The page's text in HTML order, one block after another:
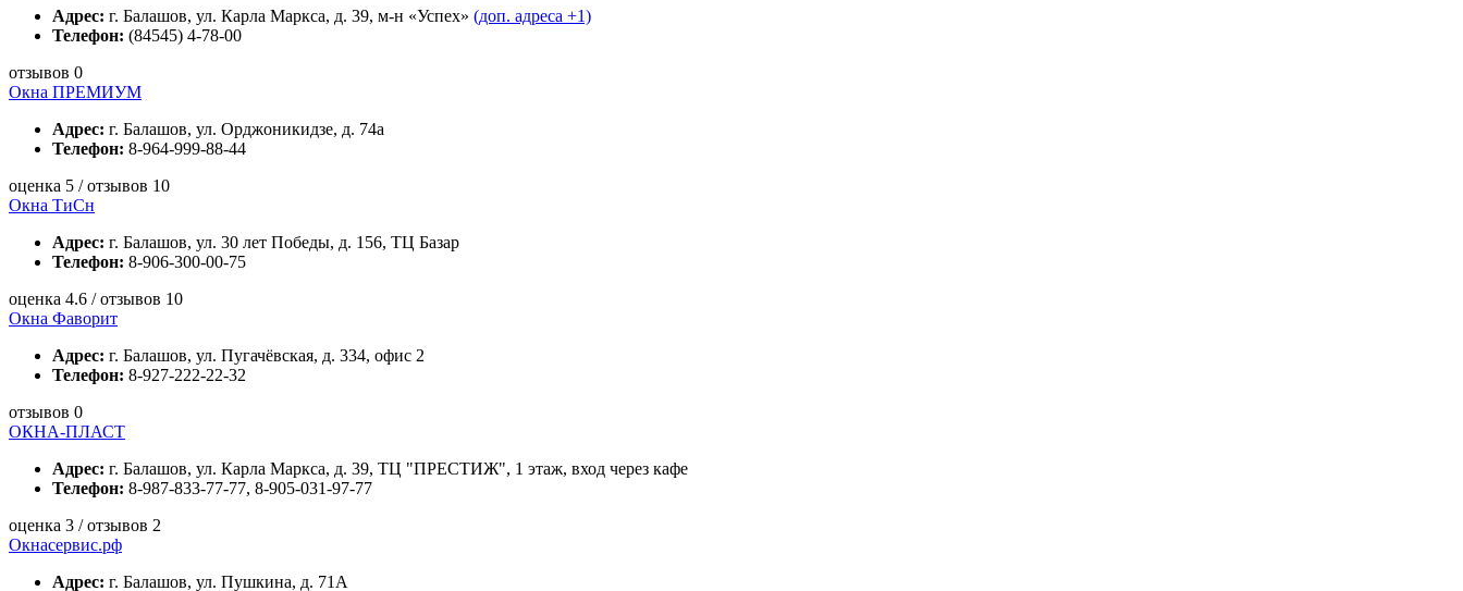
Адрес: г. Балашов, ул. Карла Маркса, д. 39, м-н «Успех» (доп. адреса +1)
Телефон: (84545) 4-78-00
отзывов 0
Окна ПРЕМИУМ
Адрес: г. Балашов, ул. Орджоникидзе, д. 74а
Телефон: 8-964-999-88-44
оценка 5 / отзывов 10
Окна ТиСн
Адрес: г. Балашов, ул. 30 лет Победы, д. 156, ТЦ Базар
Телефон: 8-906-300-00-75
оценка 4.6 / отзывов 10
Окна Фаворит
Адрес: г. Балашов, ул. Пугачёвская, д. 334, офис 2
Телефон: 8-927-222-22-32
отзывов 0
ОКНА-ПЛАСТ
Адрес: г. Балашов, ул. Карла Маркса, д. 39, ТЦ "ПРЕСТИЖ", 1 этаж, вход через кафе
Телефон: 8-987-833-77-77, 8-905-031-97-77
оценка 3 / отзывов 2
Окнасервис.рф
Адрес: г. Балашов, ул. Пушкина, д. 71А